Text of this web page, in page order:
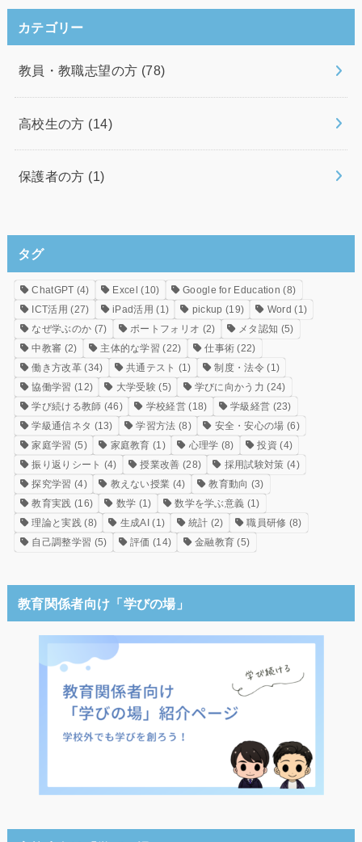
カテゴリー
教員・教職志望の方 (78)
高校生の方 (14)
保護者の方 (1)
タグ
ChatGPT (4) Excel (10) Google for Education (8)
ICT活用 (27) iPad活用 (1) pickup (19) Word (1)
なぜ学ぶのか (7) ポートフォリオ (2) メタ認知 (5)
中教審 (2) 主体的な学習 (22) 仕事術 (22)
働き方改革(34) 共通テスト (1) 制度・法令 (1)
協働学習 (12) 大学受験 (5) 学びに向かう力 (24)
学び続ける教師 (46) 学校経営(18) 学級経営 (23)
学級通信ネタ (13) 学習方法 (8) 安全・安心の場 (6)
家庭学習 (5) 家庭教育 (1) 心理学 (8) 投資 (4)
振り返りシート (4) 授業改善 (28) 採用試験対策 (4)
探究学習 (4) 教えない授業 (4) 教育動向 (3)
教育実践 (16) 数学 (1) 数学を学ぶ意義 (1)
理論と実践 (8) 生成AI (1) 統計 (2) 職員研修 (8)
自己調整学習 (5) 評価 (14) 金融教育 (5)
教育関係者向け「学びの場」